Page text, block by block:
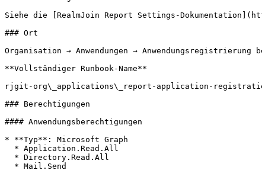
Siehe die [RealmJoin Report Settings-
### Ort
Organisation → Anwendungen → Anwendungsregistrierung
**Vollständiger Runbook-Name**
rjgit-org\_applications\_report-application-
### Berechtigungen
#### Anwendungsberechtigungen
* **Typ**: Microsoft Graph